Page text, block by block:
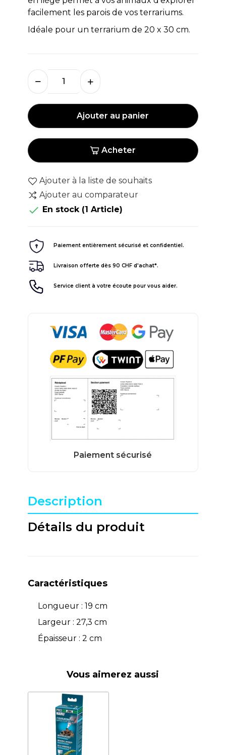
facilement les parois de vos terrariums.
Idéale pour un terrarium de 20 x 30 cm.
Ajouter au panier
Acheter
Ajouter à la liste de souhaits
Ajouter au comparateur
 En stock (1 Article)
Paiement entièrement sécurisé et confidentiel.
Livraison offerte dès 90 CHF d'achat*.
Service client à votre écoute pour vous aider.
Description
Détails du produit
Caractéristiques
Longueur : 19 cm
Largeur : 27,3 cm
Épaisseur : 2 cm
Vous aimerez aussi